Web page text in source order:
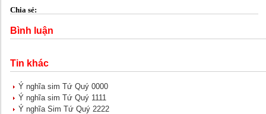
Chia sẻ:
Bình luận
Tin khác
Ý nghĩa sim Tứ Quý 0000
Ý nghĩa sim Tứ Quý 1111
Ý nghĩa Sim Tứ Quý 2222